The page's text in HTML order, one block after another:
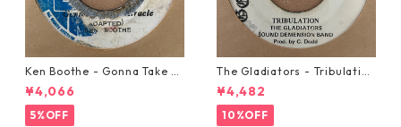
Ken Boothe - Gonna Take A
Miracle【7-21362】
¥4,066
5%OFF
The Gladiators - Tribulation
【7-21365】
¥4,482
10%OFF